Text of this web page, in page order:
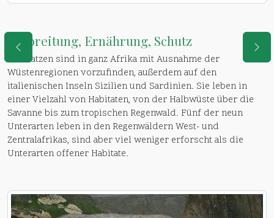
Verbreitung, Ernährung, Schutz
Falbkatzen sind in ganz Afrika mit Ausnahme der
Wüstenregionen vorzufinden, außerdem auf den
italienischen Inseln Sizilien und Sardinien. Sie leben in
einer Vielzahl von Habitaten, von der Halbwüste über die
Savanne bis zum tropischen Regenwald. Fünf der neun
Unterarten leben in den Regenwäldern West- und
Zentralafrikas, sind aber viel weniger erforscht als die
Unterarten offener Habitate.